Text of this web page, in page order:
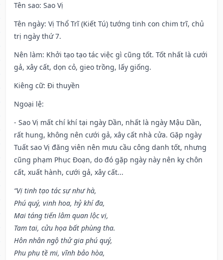
Tên sao: Sao Vị
Tên ngày: Vị Thổ Trĩ (Kiết Tú) tướng tinh con chim trĩ, chủ
trị ngày thứ 7.
Nên làm: Khởi tạo tạo tác việc gì cũng tốt. Tốt nhất là cưới
gả, xây cất, dọn cỏ, gieo trồng, lấy giống.
Kiêng cữ: Đi thuyền
Ngoại lệ:
- Sao Vị mất chí khí tại ngày Dần, nhất là ngày Mậu Dần,
rất hung, không nên cưới gả, xây cất nhà cửa. Gặp ngày
Tuất sao Vị đăng viên nên mưu cầu công danh tốt, nhưng
cũng phạm Phục Đoạn, do đó gặp ngày này nên kỵ chôn
cất, xuất hành, cưới gả, xây cất...
“Vị tinh tạo tác sự như hà,
Phú quý, vinh hoa, hỷ khí đa,
Mai táng tiến lâm quan lộc vị,
Tam tai, cửu họa bất phùng tha.
Hôn nhân ngộ thử gia phú quý,
Phu phụ tề mi, vĩnh bảo hòa,